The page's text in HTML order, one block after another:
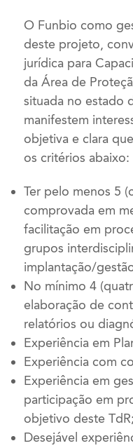
O Funbio como
deste projeto,
jurídica para
da Área de
situada no estado
manifestem
objetiva e clara
os critérios abaixo:
Ter pelo menos 5
comprovada em
facilitação em
grupos
implantação/
No mínimo 4
elaboração de
relatórios ou
Experiência em
Experiência com
Experiência em
participação em
objetivo deste TdR;
Desejável